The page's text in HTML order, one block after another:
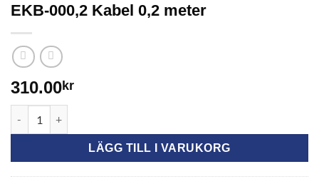
EKB-000,2 Kabel 0,2 meter
310.00kr
LÄGG TILL I VARUKORG